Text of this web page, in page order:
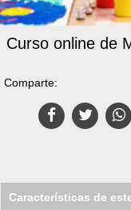
Curso online de
Comparte:
Características de